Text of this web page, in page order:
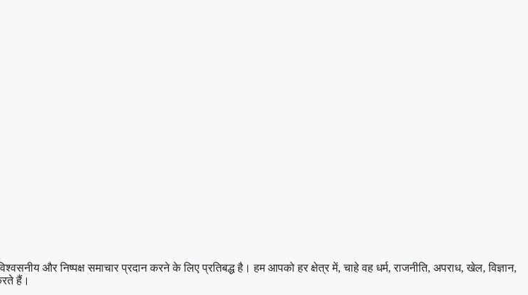
और निष्पक्ष समाचार प्रदान करने के लिए प्रतिबद्ध है। हम आपको हर क्षेत्र में, चाहे वह धर्म, राजनीति, अपराध, खेल, विज्ञान,
हैं।